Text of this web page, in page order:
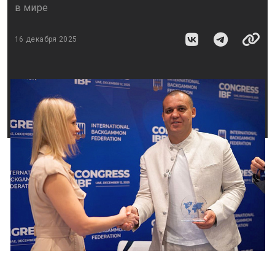
в мире
16 декабря 2025